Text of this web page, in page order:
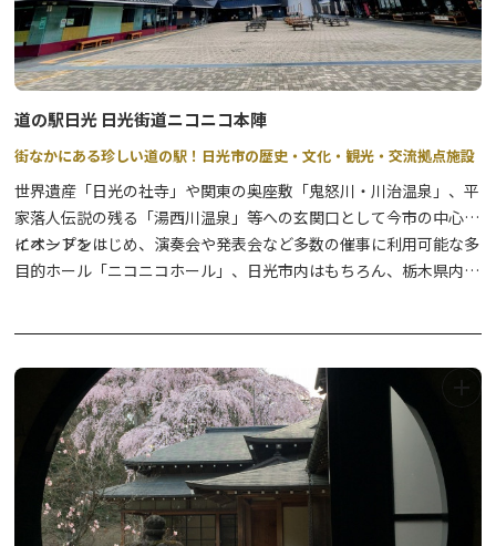
道の駅日光 日光街道ニコニコ本陣
街なかにある珍しい道の駅！日光市の歴史・文化・観光・交流拠点施設
世界遺産「日光の社寺」や関東の奥座敷「鬼怒川・川治温泉」、平
家落人伝説の残る「湯西川温泉」等への玄関口として今市の中心部
にオープン！
イベントをはじめ、演奏会や発表会など多数の催事に利用可能な多
目的ホール「ニコニコホール」、日光市内はもちろん、栃木県内の
です。
観光案内はお任せ！道の駅日光観光情報館（日光市観光協会本部・
今市支部事務所）と、コンビニエンスストアもぜひお立ち寄りくだ
さい。
★2026年4月から、新施設として「交流館」が無料利用できます。